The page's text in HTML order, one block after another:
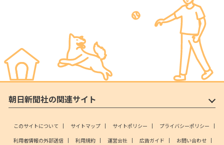
朝日新聞社の関連サイト
このサイトについて サイトマップ サイトポリシー
プライバシーポリシー
利用者情報の外部送信
利用規約 運営会社 広告ガイド お問い合わせ